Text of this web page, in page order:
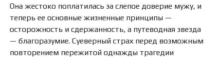
Она жестоко поплатилась за слепое доверие мужу, и
теперь ее основные жизненные принципы —
осторожность и сдержанность, а путеводная звезда
— благоразумие. Суеверный страх перед возможным
повторением пережитой однажды трагедии